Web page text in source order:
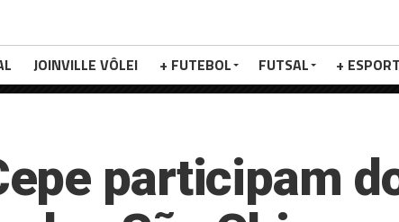
JOINVILLE VÔLEI + FUTEBOL FUTSAL +
participam